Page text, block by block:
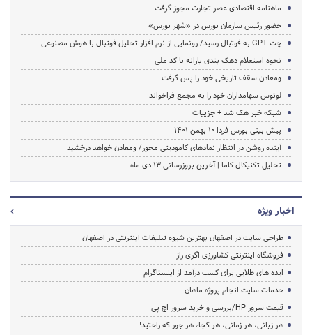
ماهنامه اقتصادی عصر تجارت مجوز گرفت
حضور رئیس سازمان بورس در «شهر بورس»
چت GPT به فوتبال رسید/ رونمایی از نرم افزار تحلیل فوتبال با هوش مصنوعی
نحوه استعلام دهک بندی یارانه با کد ملی
ومعادن سقف تاریخی خود را پس گرفت
لوتوس سهامداران خود را به مجمع فراخواند
شبکه خبر هک شد + جزییات
پیش بینی بورس فردا 10 بهمن 1401
آینده روشن در انتظار نمادهای کامودیتی محور/ ومعادن خواهد درخشید
تحلیل تکنیکال کاما | آخرین بروزرسانی 13 دی ماه
اخبار ویژه
طراحی سایت در اصفهان بهترین شیوه تبلیغات اینترنتی در اصفهان
فروشگاه اینترنتی کشاورزی اگری راز
ایده های طلایی برای کسب درآمد از اینستاگرام
خدمات سایت انجام پروژه ماهان
قیمت سرور HP/بررسی و خرید سرور اچ پی
هر زبانی، هر زمانی، هر کجا، هر جور که راحتید!